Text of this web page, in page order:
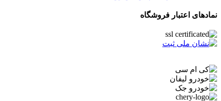
نمادهای اعتبار فروشگاه